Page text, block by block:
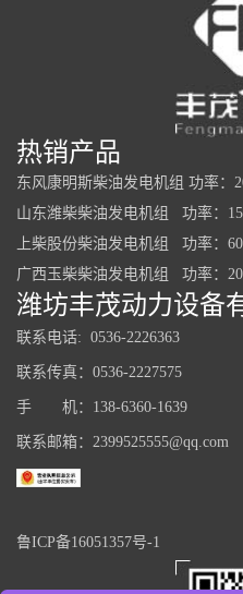
热销产品
东风康明斯柴油发电机组 功率：
山东潍柴柴油发电机组 功率：
上柴股份柴油发电机组 功率：
广西玉柴柴油发电机组 功率：
潍坊丰茂动力设备
联系电话: 0536-2226363
联系传真：0536-2227575
手 机：138-6360-1639
联系邮箱：2399525555@qq.com
鲁ICP备16051357号-1